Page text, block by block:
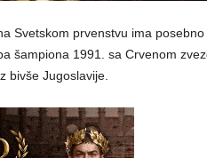
Svetskom prvenstvu ima
šampiona 1991. sa Crvenom
bivše Jugoslavije.